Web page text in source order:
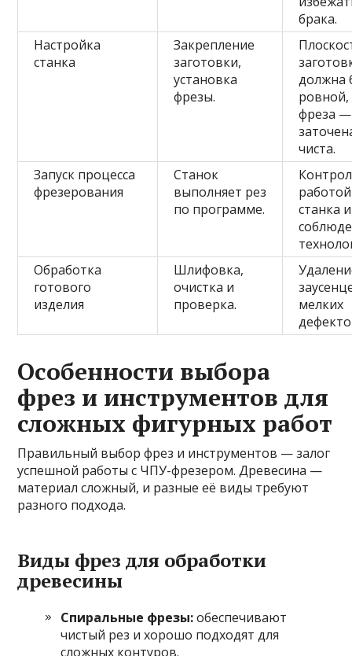
брака.
Настройка
станка
Закрепление
заготовки,
установка
фрезы.
должна
ровной,
фреза —
чиста.
Запуск процесса
фрезерования
Станок
выполняет рез
по программе.
работой
станка и
Обработка
готового
изделия
Шлифовка,
очистка и
проверка.
мелких
Особенности выбора
фрез и инструментов для
сложных фигурных работ
Правильный выбор фрез и инструментов — залог
успешной работы с ЧПУ-фрезером. Древесина —
материал сложный, и разные её виды требуют
разного подхода.
Виды фрез для обработки
древесины
Спиральные фрезы:обеспечивают
чистый рез и хорошо подходят для
сложных контуров.